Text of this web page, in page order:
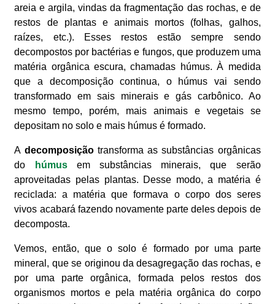
areia e argila, vindas da fragmentação das rochas, e de
restos de plantas e animais mortos (folhas, galhos,
raízes, etc.). Esses restos estão sempre sendo
decompostos por bactérias e fungos, que produzem uma
matéria orgânica escura, chamadas húmus. À medida
que a decomposição continua, o húmus vai sendo
transformado em sais minerais e gás carbônico. Ao
mesmo tempo, porém, mais animais e vegetais se
depositam no solo e mais húmus é formado.
A decomposiçãotransforma as substâncias orgânicas
do
húmusem substâncias minerais, que serão
aproveitadas pelas plantas. Desse modo, a matéria é
reciclada: a matéria que formava o corpo dos seres
vivos acabará fazendo novamente parte deles depois de
decomposta.
Vemos, então, que o solo é formado por uma parte
mineral, que se originou da desagregação das rochas, e
por uma parte orgânica, formada pelos restos dos
organismos mortos e pela matéria orgânica do corpo